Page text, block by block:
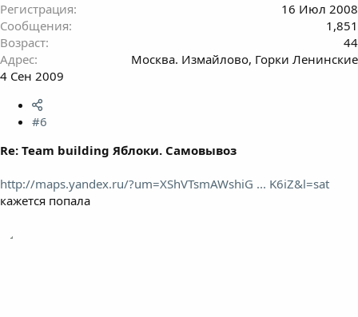
Регистрация
16 Июл 2008
Сообщения
1,851
Возраст
44
Адрес
Москва. Измайлово, Горки Ленинские
4 Сен 2009
#6
Re: Team building Яблоки. Самовывоз
http://maps.yandex.ru/?um=XShVTsmAWshiG ... K6iZ&l=sat
кажется попала